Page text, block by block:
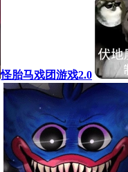
怪胎马戏团游戏2.0